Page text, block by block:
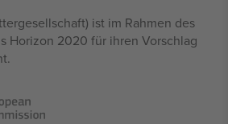
ist im Rahmen des
Horizon 2020 für ihren Vorschlag